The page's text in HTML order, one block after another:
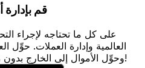
قم بإدارة
العالمية وإدارة العملات. حوِّل
وحوِّل الأموال إلى الخارج بدون رسوم خفية. قم بالتحميل اليوم!